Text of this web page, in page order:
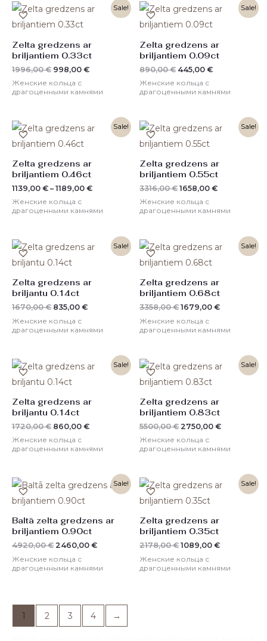
Sale!
Zelta gredzens ar
briljantiem 0.33ct
1996,00€
Первоначальная
цена
составляла
998,00 €
Текущая
цена:
Женские кольца с
драгоценными камнями
Sale!
Zelta gredzens ar
briljantiem 0.09ct
890,00€
Первоначальная
цена
составляла
445,00 €
Текущая
цена:
445,00 €.
Женские кольца с
драгоценными камнями
Sale!
Zelta gredzens ar
briljantiem 0.46ct
1139,00 € – 1189,00 €
Женские кольца с
драгоценными камнями
Sale!
Zelta gredzens ar
briljantiem 0.55ct
3316,00€
Первоначальная
цена
составляла
1658,00 €
Текущая
цена:
Женские кольца с
драгоценными камнями
Sale!
Zelta gredzens ar
briljantu 0.14ct
1670,00€
Первоначальная
цена
составляла
835,00 €
Текущая
цена:
Женские кольца с
драгоценными камнями
Sale!
Zelta gredzens ar
briljantiem 0.68ct
3358,00€
Первоначальная
цена
составляла
1679,00 €
Текущая
цена:
Женские кольца с
драгоценными камнями
Sale!
Zelta gredzens ar
briljantu 0.14ct
1720,00€
Первоначальная
цена
составляла
860,00 €
Текущая
цена:
Женские кольца с
драгоценными камнями
Sale!
Zelta gredzens ar
briljantiem 0.83ct
5500,00€
Первоначальная
цена
составляла
2750,00 €
Текущая
цена:
Женские кольца с
драгоценными камнями
Sale!
Baltā zelta gredzens ar
briljantiem 0.90ct
4920,00€
Первоначальная
цена
составляла
2460,00 €
Текущая
цена:
Женские кольца с
драгоценными камнями
Sale!
Zelta gredzens ar
briljantiem 0.35ct
2178,00€
Первоначальная
цена
составляла
1089,00 €
Текущая
цена:
Женские кольца с
драгоценными камнями
1 2 3 4 →